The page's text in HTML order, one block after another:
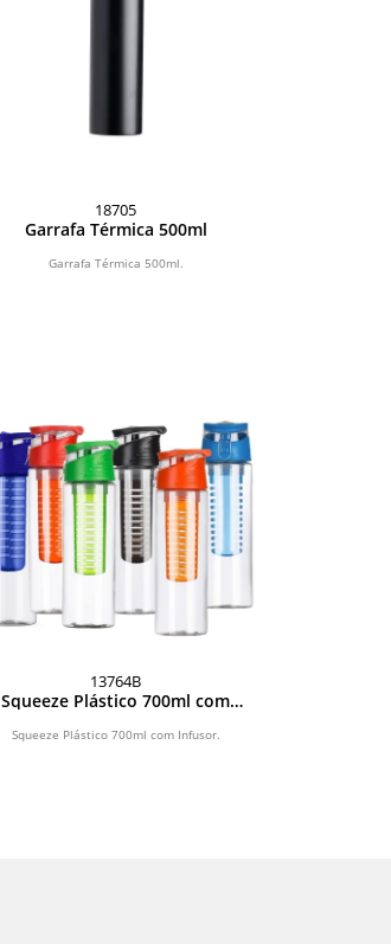
18705
Garrafa Térmica 500ml
Garrafa Térmica 500ml.
13764B
Squeeze Plástico 700ml com
Squeeze Plástico 700ml com Infusor.